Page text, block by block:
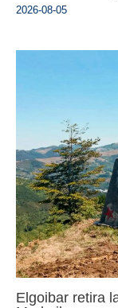
2026-08-05
Elgoibar retira